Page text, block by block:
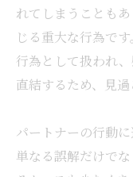
れてしまうことも
じる重大な行為で
行為として扱われ
直結するため、見過
パートナーの行動
単なる誤解だけで